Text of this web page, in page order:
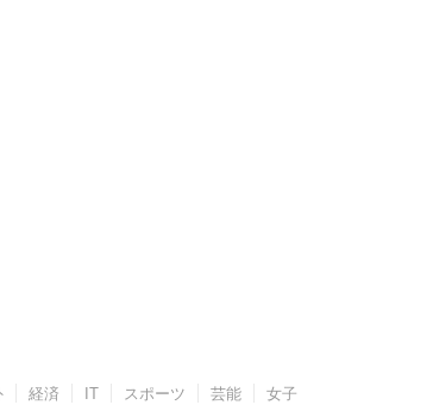
経済 IT スポーツ 芸能 女子